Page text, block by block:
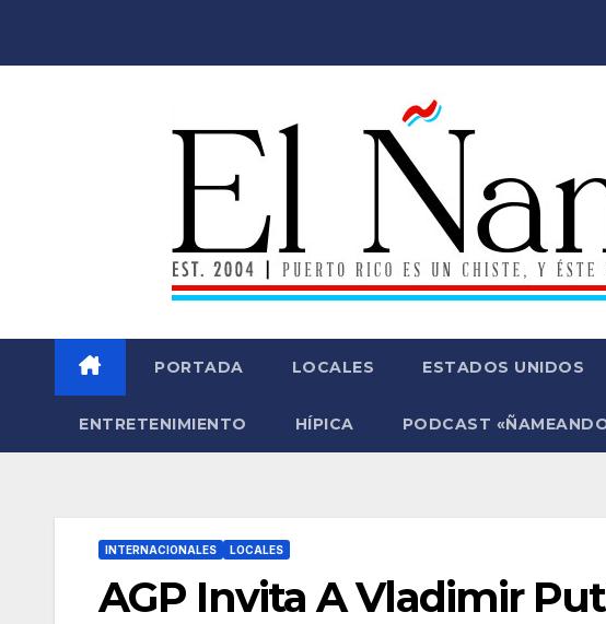
PORTADA LOCALES ESTADOS UNIDOS
ENTRETENIMIENTO HÍPICA PODCAST
INTERNACIONALES LOCALES
AGP Invita A Vladimir